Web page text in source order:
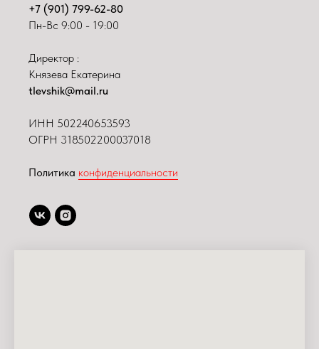
+7 (901) 799-62-80
Пн-Вс 9:00 - 19:00
Директор :
Князева Екатерина
tlevshik@mail.ru
ИНН 502240653593
ОГРН 318502200037018
Политика конфиденциальности